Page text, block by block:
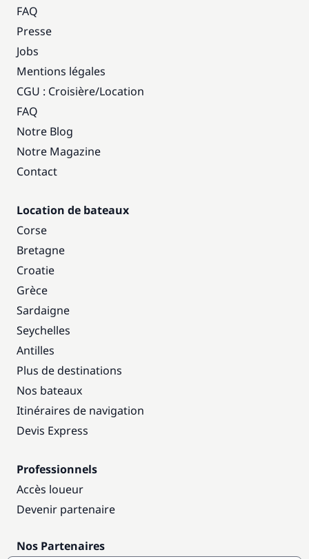
FAQ
Presse
Jobs
Mentions légales
CGU : Croisière/Location
FAQ
Notre Blog
Notre Magazine
Contact
Location de bateaux
Corse
Bretagne
Croatie
Grèce
Sardaigne
Seychelles
Antilles
Plus de destinations
Nos bateaux
Itinéraires de navigation
Devis Express
Professionnels
Accès loueur
Devenir partenaire
Nos Partenaires